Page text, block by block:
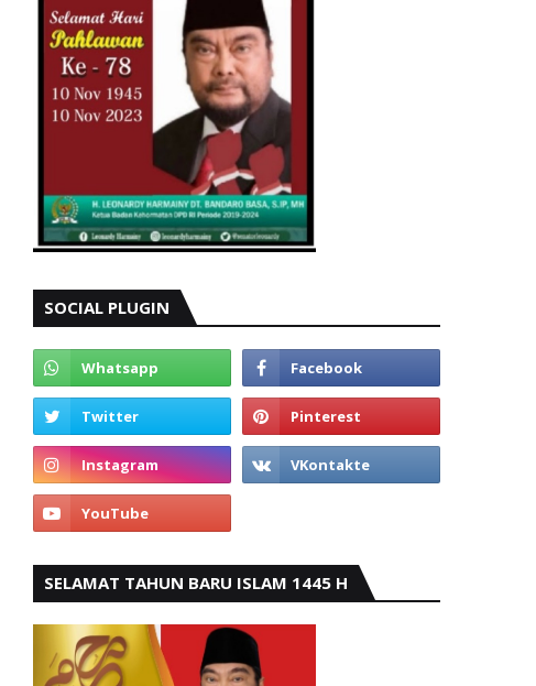
SOCIAL PLUGIN
SELAMAT TAHUN BARU ISLAM 1445 H